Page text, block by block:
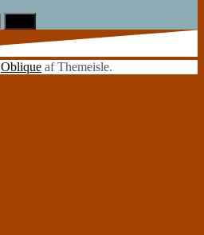
Oblique af Themeisle.